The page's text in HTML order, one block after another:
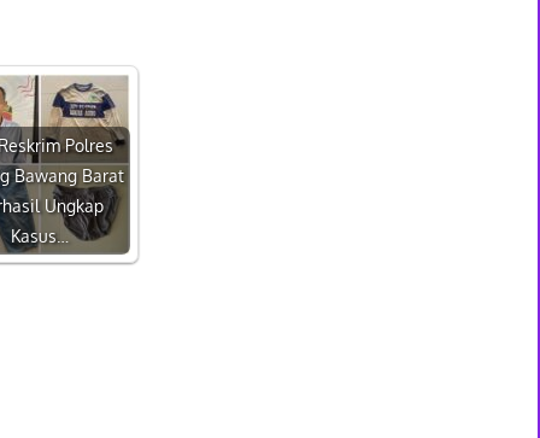
Polres
Bawang Barat
Ungkap
Kasus…